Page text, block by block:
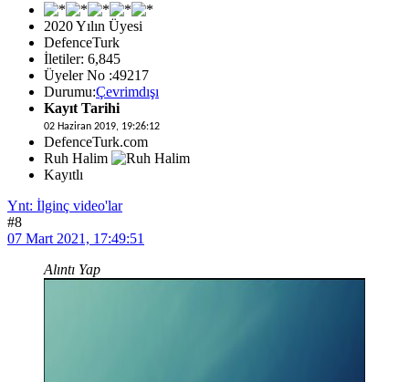
2020 Yılın Üyesi
DefenceTurk
İletiler: 6,845
Üyeler No :49217
Durumu:Çevrimdışı
Kayıt Tarihi
02 Haziran 2019, 19:26:12
DefenceTurk.com
Ruh Halim
Kayıtlı
Ynt: İlginç video'lar
#8
07 Mart 2021, 17:49:51
Alıntı Yap